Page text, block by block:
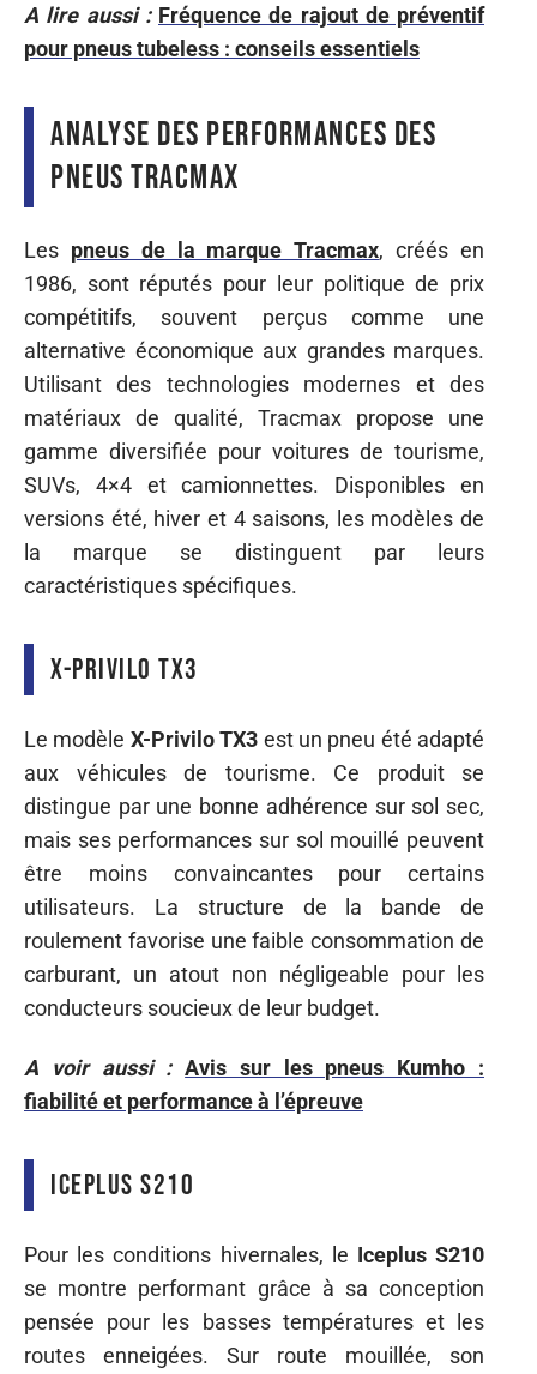
A lire aussi : Fréquence de rajout de préventif
pour pneus tubeless : conseils essentiels
Analyse des performances des
pneus Tracmax
Les pneus de la marque Tracmax, créés en
1986, sont réputés pour leur politique de prix
compétitifs, souvent perçus comme une
alternative économique aux grandes marques.
Utilisant des technologies modernes et des
matériaux de qualité, Tracmax propose une
gamme diversifiée pour voitures de tourisme,
SUVs, 4×4 et camionnettes. Disponibles en
versions été, hiver et 4 saisons, les modèles de
la marque se distinguent par leurs
caractéristiques spécifiques.
X-Privilo TX3
Le modèle X-Privilo TX3 est un pneu été adapté
aux véhicules de tourisme. Ce produit se
distingue par une bonne adhérence sur sol sec,
mais ses performances sur sol mouillé peuvent
être moins convaincantes pour certains
utilisateurs. La structure de la bande de
roulement favorise une faible consommation de
carburant, un atout non négligeable pour les
conducteurs soucieux de leur budget.
A voir aussi : Avis sur les pneus Kumho :
fiabilité et performance à l’épreuve
Iceplus S210
Pour les conditions hivernales, le Iceplus S210
se montre performant grâce à sa conception
pensée pour les basses températures et les
routes enneigées. Sur route mouillée, son